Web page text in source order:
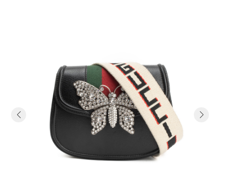
Previous Next